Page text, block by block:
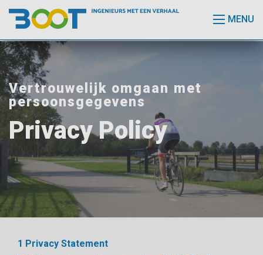
MENU
Vertrouwelijk omgaan met
persoonsgegevens
Privacy Policy
1 Privacy Statement